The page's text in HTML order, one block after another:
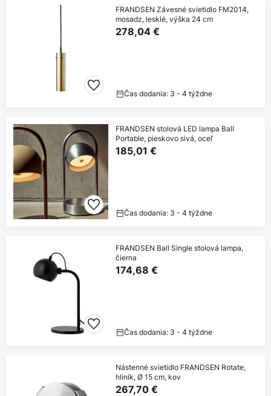
FRANDSEN Závesné svietidlo FM2014,
mosadz, lesklé, výška 24 cm
278,04 €
Čas dodania: 3 - 4 týždne
FRANDSEN stolová LED lampa Ball
Portable, pieskovo sivá, oceľ
185,01 €
Čas dodania: 3 - 4 týždne
FRANDSEN Ball Single stolová lampa,
čierna
174,68 €
Čas dodania: 3 - 4 týždne
Nástenné svietidlo FRANDSEN Rotate,
hliník, Ø 15 cm, kov
267,70 €